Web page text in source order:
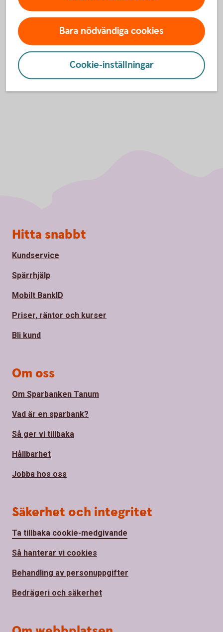
08-411 10 11
Bara nödvändiga cookies
Cookie-inställningar
Sidfot
Hitta snabbt
Kundservice
Spärrhjälp
Mobilt BankID
Priser, räntor och kurser
Bli kund
Om oss
Om Sparbanken Tanum
Vad är en sparbank?
Så ger vi tillbaka
Hållbarhet
Jobba hos oss
Säkerhet och integritet
Ta tillbaka cookie-medgivande
Så hanterar vi cookies
Behandling av personuppgifter
Bedrägeri och säkerhet